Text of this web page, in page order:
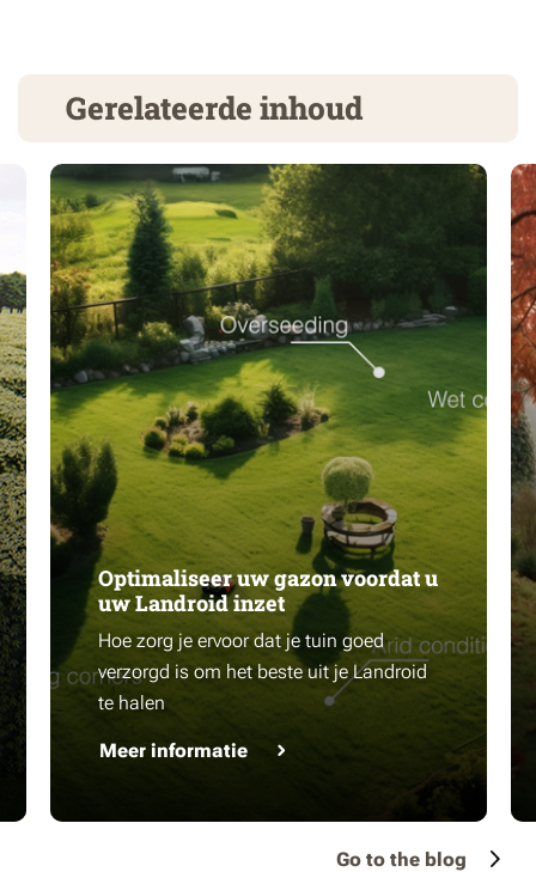
Gerelateerde inhoud
Optimaliseer uw gazon voordat u
uw Landroid inzet
Hoe zorg je ervoor dat je tuin goed
verzorgd is om het beste uit je Landroid
te halen
Meer informatie
Go to the blog